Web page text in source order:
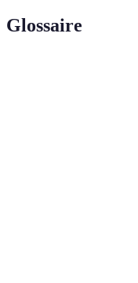
Glossaire